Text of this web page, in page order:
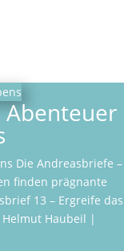
Abenteuer
Die Andreasbriefe –
finden prägnante
13 – Ergreife das
Helmut Haubeil |